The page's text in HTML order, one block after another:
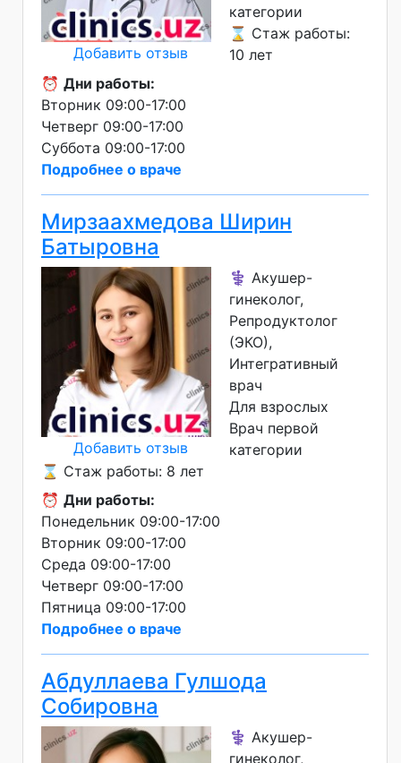
Добавить отзыв
категории
⌛ Стаж работы:
10 лет
⏰ Дни работы:
Вторник 09:00-17:00
Четверг 09:00-17:00
Суббота 09:00-17:00
Подробнее о враче
Мирзаахмедова Ширин
Батыровна
Добавить отзыв
⚕️ Акушер-
гинеколог,
Репродуктолог
(ЭКО),
Интегративный
врач
Для взрослых
Врач первой
категории
⌛ Стаж работы: 8 лет
⏰ Дни работы:
Понедельник 09:00-17:00
Вторник 09:00-17:00
Среда 09:00-17:00
Четверг 09:00-17:00
Пятница 09:00-17:00
Подробнее о враче
Абдуллаева Гулшода
Собировна
⚕️ Акушер-
гинеколог,